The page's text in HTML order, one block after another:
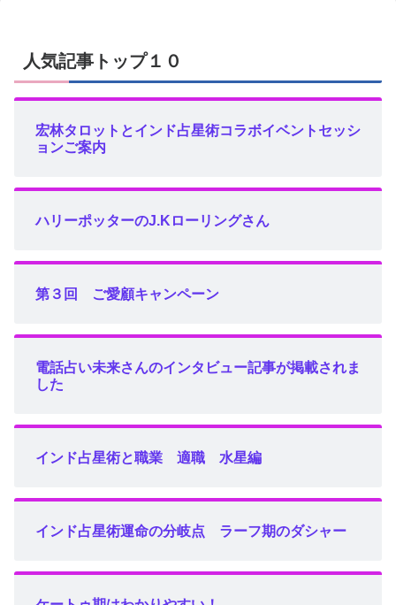
人気記事トップ１０
宏林タロットとインド占星術コラボイベントセッシ
ョンご案内
ハリーポッターのJ.Kローリングさん
第３回 ご愛顧キャンペーン
電話占い未来さんのインタビュー記事が掲載されま
した
インド占星術と職業 適職 水星編
インド占星術運命の分岐点 ラーフ期のダシャー